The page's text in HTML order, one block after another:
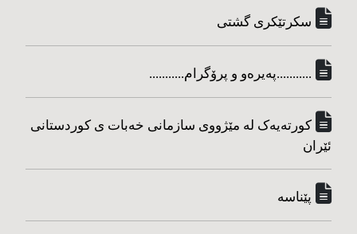
سکرتێکری گشتی
...........په‌یره‌و و پرۆگرام...........
کورته‌یه‌ک له مێژووی سازمانی خه‌بات ی کوردستانی
ئێران
پێناسه‌